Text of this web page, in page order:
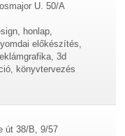
U. 50/A
honlap,
előkészítés,
3d
könyvtervezés
út 38/B, 9/57